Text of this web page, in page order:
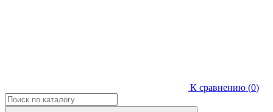
К сравнению (0)